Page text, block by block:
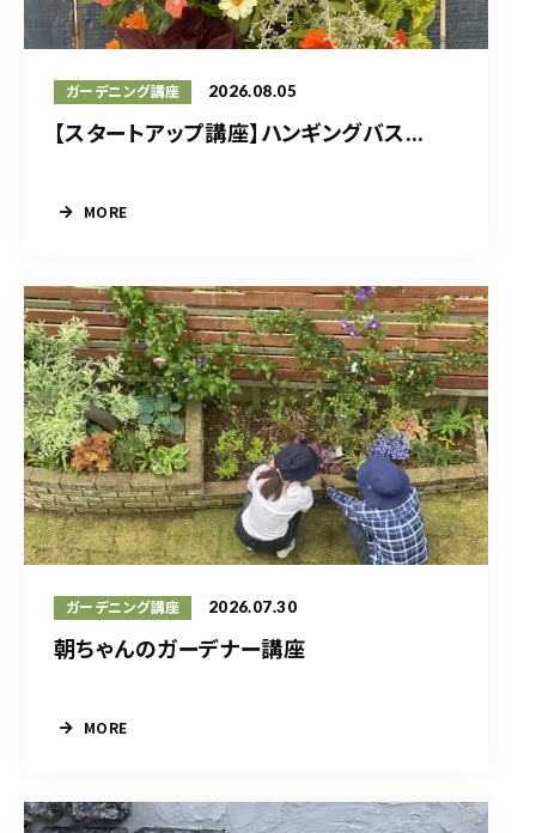
ガーデニング講座 2026.08.05
【スタートアップ講座】ハンギングバス...
MORE
ガーデニング講座 2026.07.30
朝ちゃんのガーデナー講座
MORE